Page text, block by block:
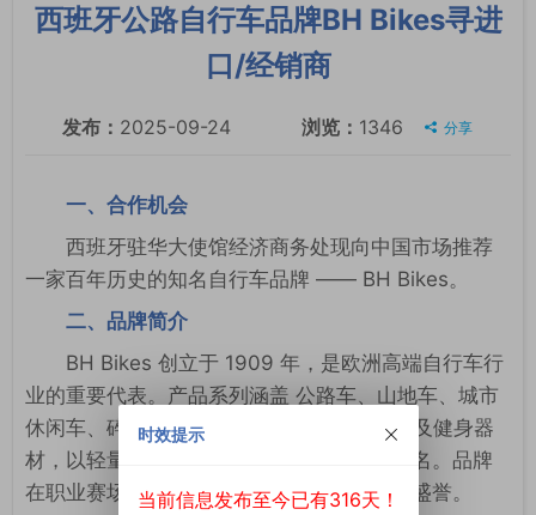
西班牙公路自行车品牌BH Bikes寻进
口/经销商
发布： 2025-09-24 浏览： 1346 分享
一、合作机会
西班牙驻华大使馆经济商务处现向中国市场推荐
一家百年历史的知名自行车品牌 —— BH Bikes。
二、品牌简介
BH Bikes 创立于 1909 年，是欧洲高端自行车行
业的重要代表。产品系列涵盖 公路车、山地车、城市
休闲车、碎石车（Gravel）、电动自行车以及健身器
材，以轻量化设计、创新技术和卓越性能闻名。品牌
在职业赛场上拥有辉煌战绩，并在全球享有盛誉。
时效提示
当前信息发布至今已有316天！